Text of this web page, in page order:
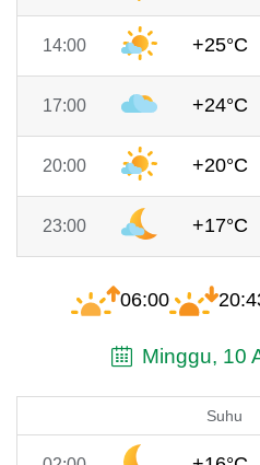
14:00 +25°C
17:00 +24°C
20:00 +20°C
23:00 +17°C
06:00
Minggu, 10
Suhu